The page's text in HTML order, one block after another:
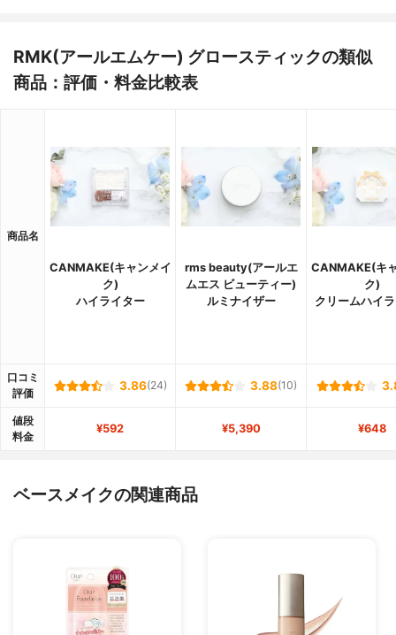
RMK(アールエムケー) グロースティックの類似
商品：評価・料金比較表
商品名
CANMAKE(キャンメイ
ク)
ハイライター
rms beauty(アールエ
ムエス ビューティー)
ルミナイザー
CANMAKE(キ
ク)
クリームハイ
口コミ
評価
3.86(24) 3.88(10)
値段
料金
¥592 ¥5,390 ¥648
ベースメイクの関連商品